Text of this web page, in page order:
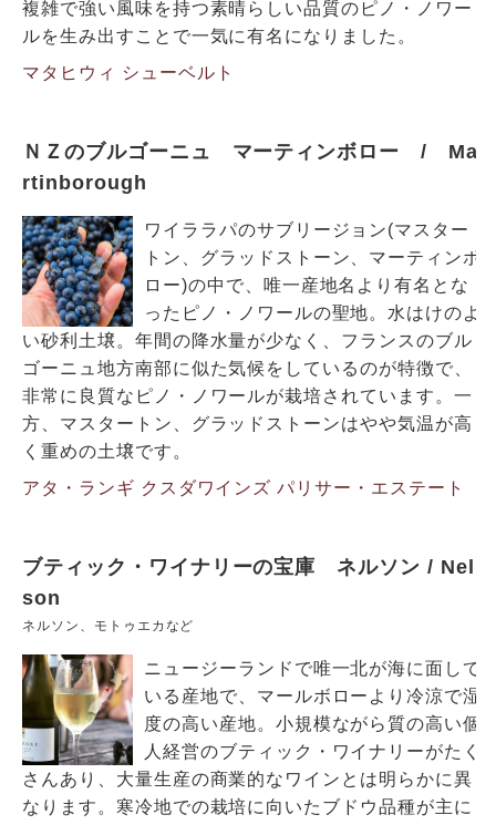
複雑で強い風味を持つ素晴らしい品質のピノ・ノワー
ルを生み出すことで一気に有名になりました。
マタヒウィ
シューベルト
ＮＺのブルゴーニュ マーティンボロー / Ma
rtinborough
ワイララパのサブリージョン(マスター
トン、グラッドストーン、マーティンボ
ロー)の中で、唯一産地名より有名とな
ったピノ・ノワールの聖地。水はけのよ
い砂利土壌。年間の降水量が少なく、フランスのブル
ゴーニュ地方南部に似た気候をしているのが特徴で、
非常に良質なピノ・ノワールが栽培されています。一
方、マスタートン、グラッドストーンはやや気温が高
く重めの土壌です。
アタ・ランギ クスダワインズ パリサー・エステート
ブティック・ワイナリーの宝庫 ネルソン / Nel
son
ネルソン、モトゥエカなど
ニュージーランドで唯一北が海に面して
いる産地で、マールボローより冷涼で湿
度の高い産地。小規模ながら質の高い個
人経営のブティック・ワイナリーがたく
さんあり、大量生産の商業的なワインとは明らかに異
なります。寒冷地での栽培に向いたブドウ品種が主に